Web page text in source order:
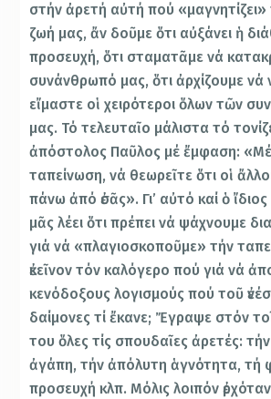
στήν ἀρετή αὐτή πού
ζωή μας, ἄν δοῦμε ὅτι αὐξάνει ἡ
προσευχή, ὅτι σταματᾶμε νά
συνάνθρωπό μας, ὅτι ἀρχίζουμε νά
εἴμαστε οἱ χειρότεροι ὅλων τῶν
μας. Τό τελευταῖο μάλιστα τό
ἀπόστολος Παῦλος μέ ἔμφαση:
ταπείνωση, νά θεωρεῖτε ὅτι οἱ
πάνω ἀπό ἐσᾶς». Γι’ αὐτό καί ὁ
μᾶς λέει ὅτι πρέπει νά ψάχνουμε
γιά νά «πλαγιοσκοποῦμε» τήν
ἐκεῖνον τόν καλόγερο πού γιά νά
κενόδοξους λογισμούς πού τοῦ
δαίμονες τί ἔκανε; Ἔγραψε στόν
του ὅλες τίς σπουδαῖες ἀρετές:
ἀγάπη, τήν ἀπόλυτη ἁγνότητα, τή
προσευχή κλπ. Μόλις λοιπόν